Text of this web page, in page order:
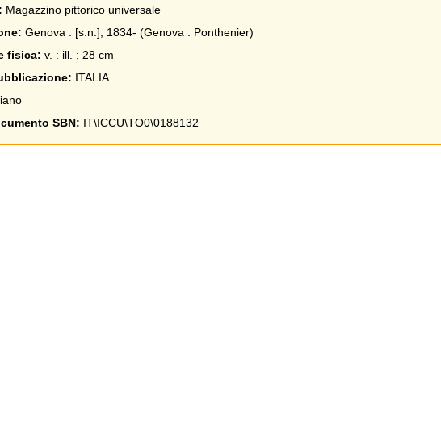
Magazzino pittorico universale
Genova : [s.n.], 1834- (Genova : Ponthenier)
fisica: v. : ill. ; 28 cm
ITALIA
SBN: IT\ICCU\TO0\0188132